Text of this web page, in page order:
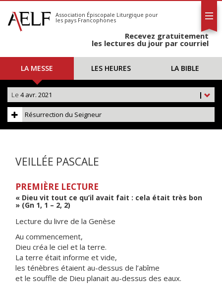
S'abonner
Calendrier
Association Épiscopale Liturgique pour
les pays Francophones
Recevez gratuitement
les lectures du jour par courriel
LA MESSE LES HEURES LA BIBLE
|
Le 4 avr. 2021
Résurrection du Seigneur
VEILLÉE PASCALE
PREMIÈRE LECTURE
« Dieu vit tout ce qu’il avait fait : cela était très bon
» (Gn 1, 1 – 2, 2)
Lecture du livre de la Genèse
Au commencement,
Dieu créa le ciel et la terre.
La terre était informe et vide,
les ténèbres étaient au-dessus de l’abîme
et le souffle de Dieu planait au-dessus des eaux.